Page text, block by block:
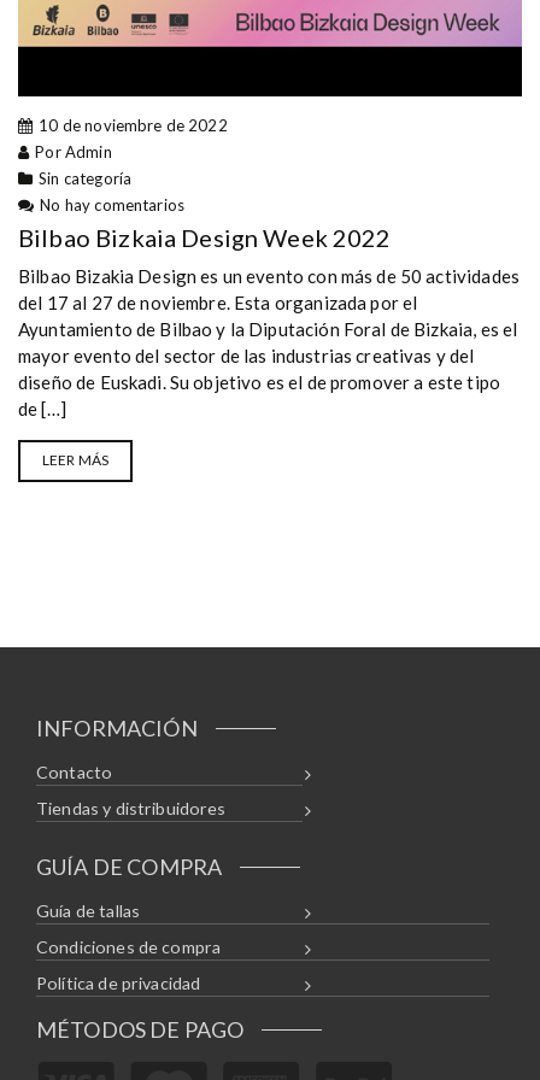
10 de noviembre de 2022
Por Admin
Sin categoría
No hay comentarios
Bilbao Bizkaia Design Week 2022
Bilbao Bizakia Design es un evento con más de 50 actividades
del 17 al 27 de noviembre. Esta organizada por el
Ayuntamiento de Bilbao y la Diputación Foral de Bizkaia, es el
mayor evento del sector de las industrias creativas y del
diseño de Euskadi. Su objetivo es el de promover a este tipo
de […]
LEER MÁS
INFORMACIÓN
Contacto
Tiendas y distribuidores
GUÍA DE COMPRA
Guía de tallas
Condiciones de compra
Política de privacidad
MÉTODOS DE PAGO